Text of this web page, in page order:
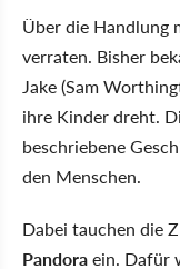
Über die Handlung
verraten. Bisher
Jake (Sam
ihre Kinder dreht.
beschriebene
den Menschen.
Dabei tauchen die
Pandoraein. Dafür